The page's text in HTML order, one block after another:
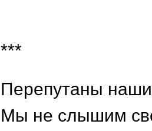
***
Перепутаны
Мы не слышим